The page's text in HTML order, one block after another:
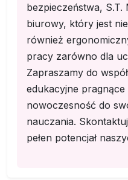
bezpieczeństwa,
biurowy, który jest
również
pracy zarówno dla
Zapraszamy do
edukacyjne
nowoczesność do
nauczania.
pełen potencjał